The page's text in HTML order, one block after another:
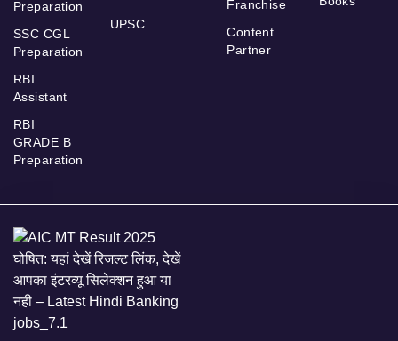
Preparation
SSC CGL
Preparation
RBI
Assistant
RBI
GRADE B
Preparation
UPSC
Franchise
Content
Partner